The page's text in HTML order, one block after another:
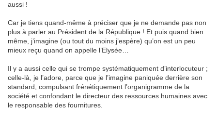
aussi !
Car je tiens quand-même à préciser que je ne demande pas non
plus à parler au Président de la République ! Et puis quand bien
même, j’imagine (ou tout du moins j’espère) qu’on est un peu
mieux reçu quand on appelle l’Elysée…
Il y a aussi celle qui se trompe systématiquement d’interlocuteur ;
celle-là, je l’adore, parce que je l’imagine paniquée derrière son
standard, compulsant frénétiquement l’organigramme de la
société et confondant le directeur des ressources humaines avec
le responsable des fournitures.